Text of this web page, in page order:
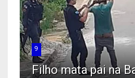
9
Filho mata pai na